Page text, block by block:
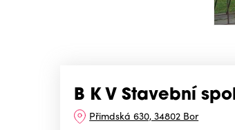
B K V Stavební
Přimdská 630, 34802 Bor